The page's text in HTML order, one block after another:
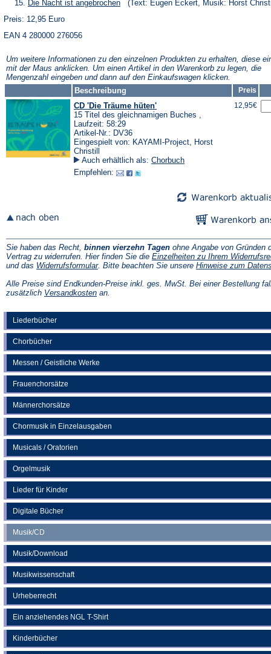
Liederbücher
Chorbücher
Messen / Geistliche Werke
Frauenchorsätze
Männerchorsätze
Chormusik in Einzelausgaben
Musicals / Oratorien
Orgelmusik
Lieder für Kinder
Digitale Bücher
Musik/CD
Musik/Download
Musikwissenschaft
Urheberrecht
Ein anziehendes NGL T-Shirt
Kinderbücher
neuen
Die Nacht ist angebrochen(Öffnet
(Text: Eugen Eckert, Musik: Horst
Preis: 12,95 Euro
EAN 4 280000 276056
Um weitere Informationen zu den einzelnen Produkten zu erhalten, diese
mit der Maus anklicken. Um einen Artikel in den Warenkorb zu legen, die
Mengenzahl eingeben und dann auf den Einkaufswagen klicken.
Beschreibung
Preis
CD 'Die Träume hüten'
15 Titel des gleichnamigen Buches ,
Laufzeit: 58:29
Artikel-Nr.: DV36
Eingespielt von: KAYAMI-Project, Horst
Christill
Auch erhältlich als: Chorbuch
Empfehlen:
12,95€
Sie haben das Recht, binnen vierzehn Tagen ohne Angabe von Gründen
Vertrag zu widerrufen. Hier finden Sie die Einzelheiten zu Ihrem
und das Widerrufsformular(Öffnet
einem
neuen
. Bitte beachten Sie unsere Hinweise zum
Alle Preise sind Endkunden-Preise inkl. ges. MwSt. Bei einer Bestellung
zusätzlich Versandkosten(Öffnet
an.